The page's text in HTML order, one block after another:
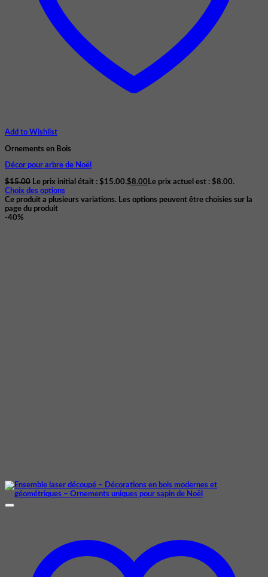
Add to Wishlist
Ornements en Bois
Décor pour arbre de Noël
$15.00 Le prix initial était : $15.00.$8.00 Le prix actuel est : $8.00.
Choix des options
Ce produit a plusieurs variations. Les options peuvent être choisies sur la
page du produit
-40%